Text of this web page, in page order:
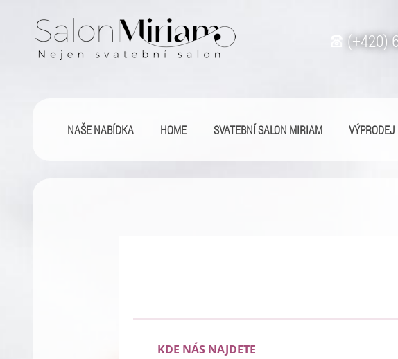
KDE NÁS NAJDETE
NAŠE NABÍDKA HOME SVATEBNÍ SALON MIRIAM VÝPRODEJ
(+420)